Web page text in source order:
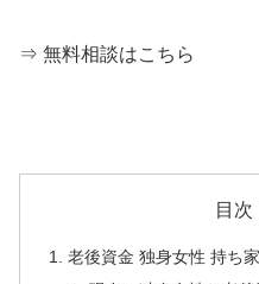
⇒ 無料相談はこちら
目次
老後資金 独身女性 持ち